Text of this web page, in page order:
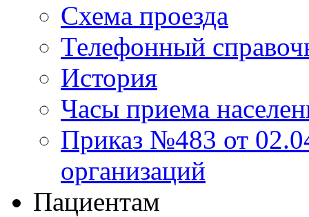
Схема проезда
Телефонный
История
Часы приема
Приказ №483 от
организаций
Пациентам